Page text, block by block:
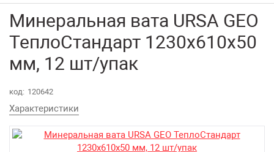
Минеральная вата URSA GEO
ТеплоСтандарт 1230х610х50
мм, 12 шт/упак
код: 120642
Характеристики
Организациям
Опыт поставок
Статьи
Контакты
Оплата и Доставка